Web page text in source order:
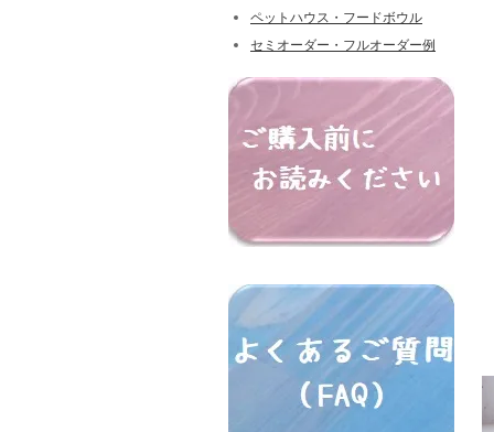
ペットハウス・フードボウル
セミオーダー・フルオーダー例